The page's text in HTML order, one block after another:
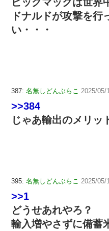
ドナルドが攻撃を
い・・・
387: 名無しどんぶらこ 2025/05/
>>384
じゃあ輸出のメリッ
395: 名無しどんぶらこ 2025/05/
>>1
どうせあれやろ？
輸入増やさずに備蓄